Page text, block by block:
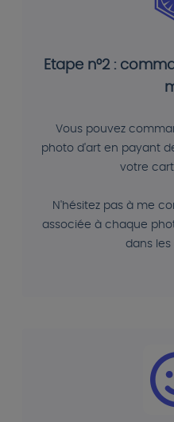
Etape n°2 :
Vous pouvez
photo d'art en payant
votre
N'hésitez pas à me
associée à chaque
dans les